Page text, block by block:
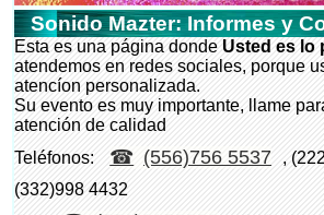
Sonido Mazter: Informes y
Esta es una página dondeUsted es lo
atendemos en redes sociales, porque
atencíon personalizada.
Su evento es muy importante, llame
atención de calidad
Teléfonos:
(556)756 5537
,
(332)998 4432